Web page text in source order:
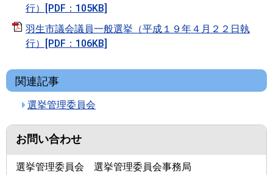
行）[PDF：105KB]
羽生市議会議員一般選挙（平成１９年４月２２日執
行）[PDF：106KB]
関連記事
選挙管理委員会
お問い合わせ
選挙管理委員会 選挙管理委員会事務局